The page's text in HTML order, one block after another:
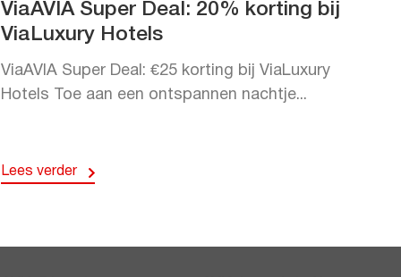
ViaAVIA Super Deal: 20% korting bij
ViaLuxury Hotels
ViaAVIA Super Deal: €25 korting bij ViaLuxury
Hotels Toe aan een ontspannen nachtje...
Lees verder